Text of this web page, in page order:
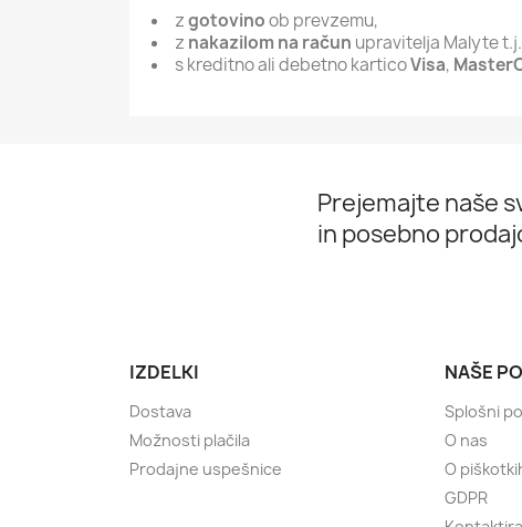
zgotovinoob prevzemu,
z nakazilom na račun upravitelja Malyte
s kreditno ali debetno karticoVisa,
Prejemajte naše
in posebno
IZDELKI
Dostava
Možnosti plačila
Prodajne uspešnice
NAŠE
Splošni
O nas
O
GDPR